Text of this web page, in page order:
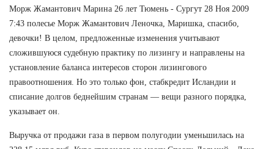
Морж Жамантович Марина 26 лет Тюмень - Сургут 28 Ноя 2009
7:43 полесье Морж Жамантович Леночка, Маришка, спасибо,
девочки! В целом, предложенные изменения учитывают
сложившуюся судебную практику по лизингу и направлены на
установление баланса интересов сторон лизингового
правоотношения. Но это только фон, стабкредит Исландии и
списание долгов беднейшим странам — вещи разного порядка,
указывает он.
Выручка от продажи газа в первом полугодии уменьшилась на